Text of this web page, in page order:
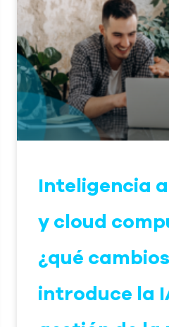
Inteligencia
y cloud
¿qué cambios
introduce la